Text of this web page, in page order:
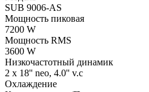
SUB 9006-AS
Мощность пиковая
7200 W
Мощность RMS
3600 W
Низкочастотный динамик
2 x 18'' neo, 4.0'' v.c
Охлаждение